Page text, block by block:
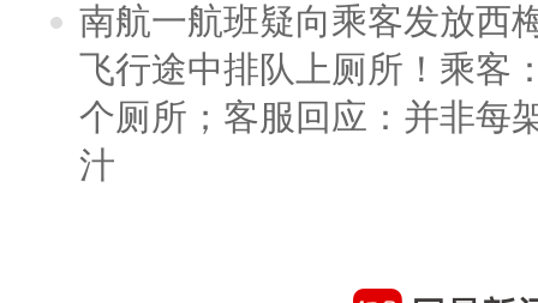
南航一航班疑向乘客发放西
飞行途中排队上厕所！乘客
个厕所；客服回应：并非每
汁